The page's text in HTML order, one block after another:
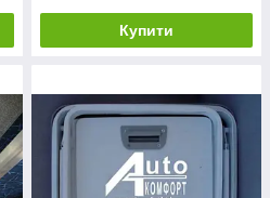
Купити